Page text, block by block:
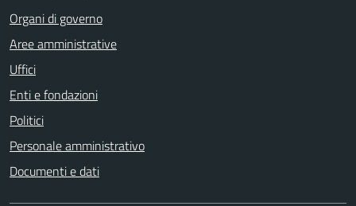
Organi di governo
Aree amministrative
Uffici
Enti e fondazioni
Politici
Personale amministrativo
Documenti e dati